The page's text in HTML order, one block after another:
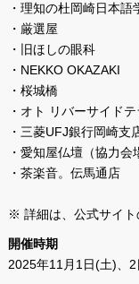
・理知の杜岡崎日本語
・厳選屋
・旧ほしの眼科
・NEKKO OKAZAKI
・桜城橋
・オト リバーサイドテ
・三菱UFJ銀行岡崎支
・愛知屋仏壇（協力会
・茶楽音。伝馬通店
※ 詳細は、公式サイ
開催時期
2025年11月1日(土)、2